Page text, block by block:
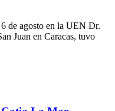
de agosto en la UEN Dr.
Juan en Caracas, tuvo